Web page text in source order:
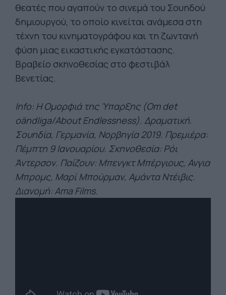
θεατές που αγαπούν το σινεμά του Σουηδού
δημιουργού, το οποίο κινείται ανάμεσα στη
τέχνη του κινηματογράφου και τη ζωντανή
φύση μιας εικαστικής εγκατάστασης.
Βραβείο σκηνοθεσίας στο φεστιβάλ
Βενετίας.
Info: Η Ομορφιά της Ύπαρξης (Om det
oändliga/About Endlessness). Δραματική.
Σουηδία, Γερμανία, Νορβηγία 2019. Πρεμιέρα:
Πέμπτη 9 Ιανουαρίου. Σκηνοθεσία: Ρόι
Άντερσον. Παίζουν: Μπενγκτ Μπέργιους, Ανγια
Μπρομς, Μαρί Μπούρμαν, Αμάντα Ντέιβις.
Διανομή: Ama Films.